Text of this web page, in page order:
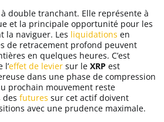
double tranchant. Elle représente à
et la principale opportunité pour les
la naviguer. Les liquidations en
de retracement profond peuvent
en quelques heures. C’est
l’effet de levier sur le XRP est
dans une phase de compression
prochain mouvement reste
des futures sur cet actif doivent
avec une prudence maximale.